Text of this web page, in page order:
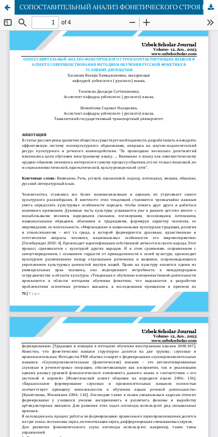
СОПОСТАВИТЕЛЬНЫЙ АНАЛИЗ ФОНЕТИЧЕСКОГО СТРОЯ КОНТАКТИРУЮЩИХ ЯЗЫКОВ В АСПЕКТЕ СОВЕРШЕНСТВОВАНИЯ МЕТОДИКИ ОБУЧЕНИЯ РУССКОЙ ФОНЕТИКЕ В УСЛОВИЯХ ДВУЯЗЫЧИЯ